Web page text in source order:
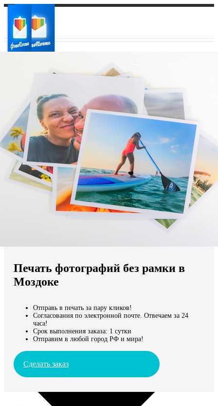
Ваш регион доставки
Выберите из списка:
Мы доставляем по всему миру
Продолжить без города
Печать фотографий без рамки в
Моздоке
Отправь в печать за пару кликов!
Согласования по электронной почте. Отвечаем за 24
часа!
Срок выполнения заказа: 1 сутки
Отправим в любой город РФ и мира!
Сделать заказ